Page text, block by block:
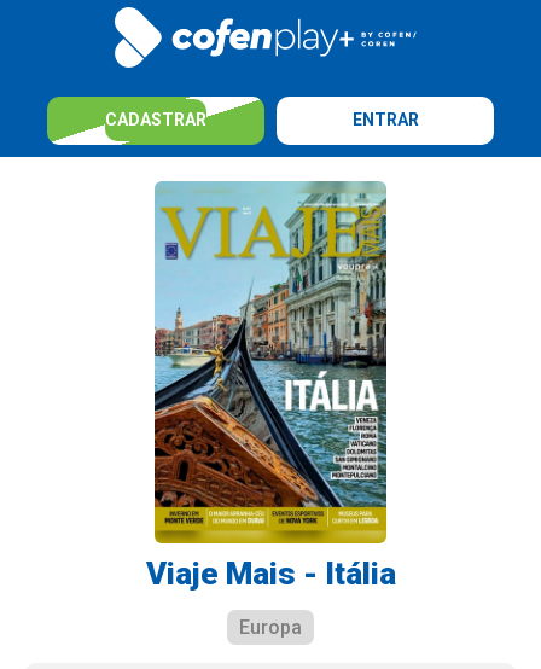
CADASTRAR ENTRAR
Viaje Mais - Itália
Europa